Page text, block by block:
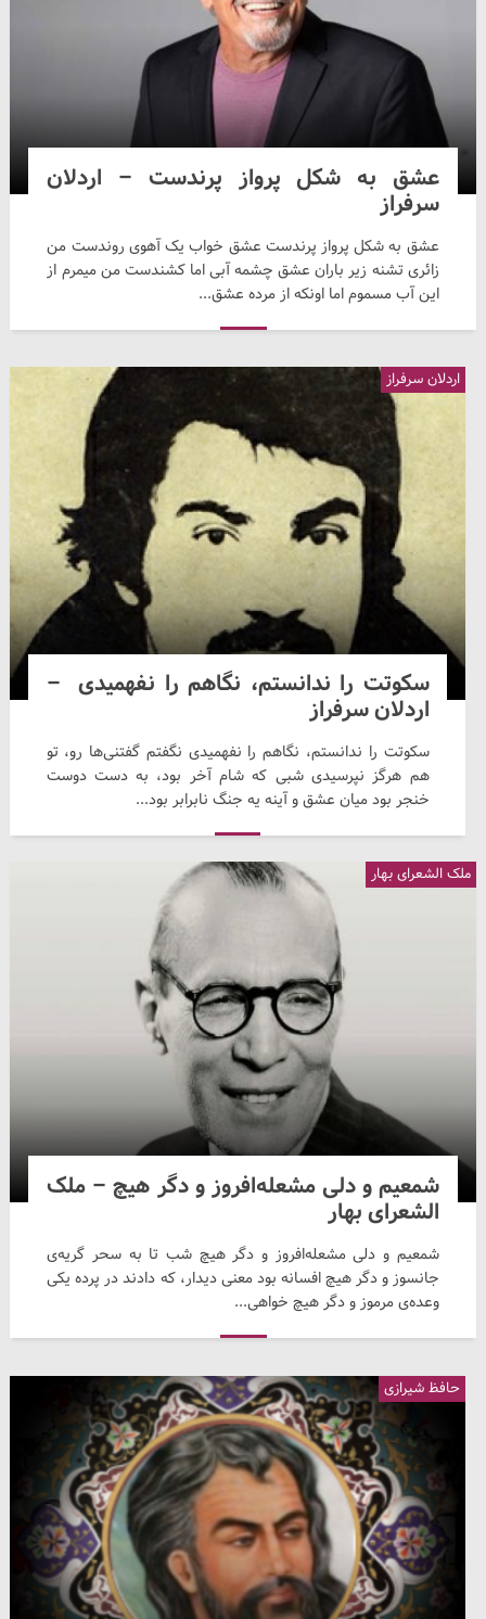
عشق به شکل پرواز پرندست – اردلان
سرفراز
عشق به شکل پرواز پرندست عشق خواب یک آهوی روندست من
زائری تشنه زیر باران عشق چشمه آبی اما کشندست من میمرم از
این آب مسموم اما اونکه از مرده عشق...
سکوتت را ندانستم، نگاهم را نفهمیدی –
اردلان سرفراز
سکوتت را ندانستم، نگاهم را نفهمیدی نگفتم گفتنی‌ها رو، تو
هم هرگز نپرسیدی شبی که شام آخر بود، به دست دوست
خنجر بود میان عشق و آینه یه جنگ نابرابر بود...
اردلان سرفراز
شمعیم و دلی مشعله‌افروز و دگر هیچ – ملک
الشعرای بهار
شمعیم و دلی مشعله‌افروز و دگر هیچ شب تا به سحر گریه‌ی
جانسوز و دگر هیچ افسانه بود معنی دیدار، که دادند در پرده یکی
وعده‌ی مرموز و دگر هیچ خواهی...
ملک الشعرای بهار
حافظ شیرازی